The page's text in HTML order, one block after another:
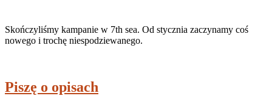
Skończyliśmy kampanie w 7th sea. Od stycznia zaczynamy coś
nowego i trochę niespodziewanego.
Piszę o opisach